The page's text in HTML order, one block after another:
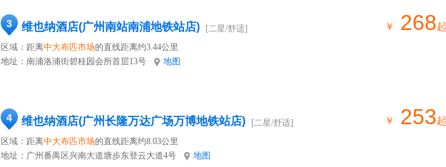
3 维也纳酒店(广州南站南浦地铁站店)
[二星/舒适]
区域：距离中大布匹市场的直线距离约3.44公里
地址： 南浦洛浦街碧桂园会所首层13号 地图
￥ 268起
4 维也纳酒店(广州长隆万达广场万博地铁站店)
[二星/舒适]
区域：距离中大布匹市场的直线距离约8.03公里
地址： 广州番禺区兴南大道塘步东登云大道4号 地图
￥ 253起